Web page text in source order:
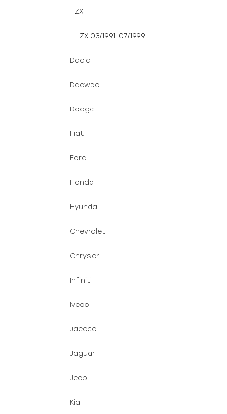
ZX
ZX 03/1991-07/1999
Dacia
Daewoo
Dodge
Fiat
Ford
Honda
Hyundai
Chevrolet
Chrysler
Infiniti
Iveco
Jaecoo
Jaguar
Jeep
Kia